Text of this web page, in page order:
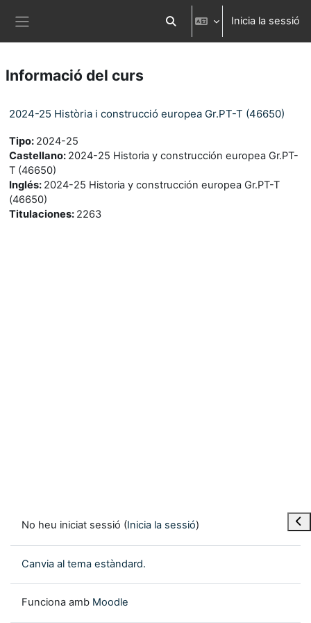
Commuta l'entrada de la cerca
Inicia la sessió
Informació del curs
2024-25 Història i construcció europea Gr.PT-T (46650)
Tipo: 2024-25
Castellano: 2024-25 Historia y construcción europea Gr.PT-
T (46650)
Inglés: 2024-25 Historia y construcción europea Gr.PT-T
(46650)
Titulaciones: 2263
No heu iniciat sessió (Inicia la sessió)
Canvia al tema estàndard.
Funciona amb Moodle